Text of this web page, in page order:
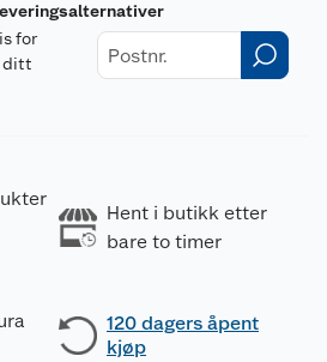
for
ditt
Hent i butikk etter
bare to timer
120 dagers åpent
kjøp